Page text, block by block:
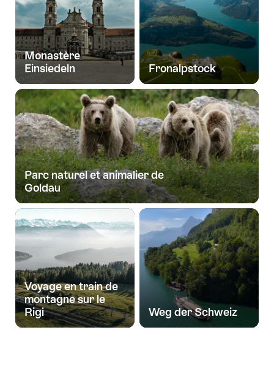
Monastère
Einsiedeln
Fronalpstock
Parc naturel et animalier de
Goldau
Voyage en train de
montagne sur le
Rigi
Weg der Schweiz